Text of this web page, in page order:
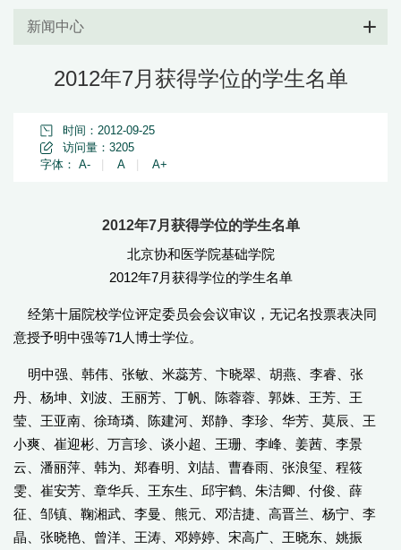
新闻中心
2012年7月获得学位的学生名单
时间：2012-09-25
访问量： 3205
字体： A- A A+
2012年7月获得学位的学生名单
北京协和医学院基础学院
2012年7月获得学位的学生名单
经第十届院校学位评定委员会会议审议，无记名投票表决同
意授予明中强等71人博士学位。
明中强、韩伟、张敏、米蕊芳、卞晓翠、胡燕、李睿、张
丹、杨坤、刘波、王丽芳、丁帆、陈蓉蓉、郭姝、王芳、王
莹、王亚南、徐琦璘、陈建河、郑静、李珍、华芳、莫辰、王
小爽、崔迎彬、万言珍、谈小超、王珊、李峰、姜茜、李景
云、潘丽萍、韩为、郑春明、刘喆、曹春雨、张浪玺、程筱
雯、崔安芳、章华兵、王东生、邱宇鹤、朱洁卿、付俊、薛
征、邹镇、鞠湘武、李曼、熊元、邓洁捷、高晋兰、杨宁、李
晶、张晓艳、曾洋、王涛、邓婷婷、宋高广、王晓东、姚振